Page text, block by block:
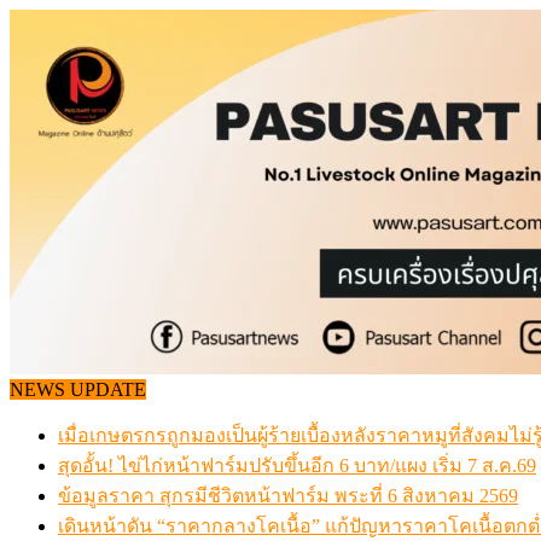
content
NEWS UPDATE
เมื่อเกษตรกรถูกมองเป็นผู้ร้ายเบื้องหลังราคาหมูที่สังคมไม่
สุดอั้น! ไข่ไก่หน้าฟาร์มปรับขึ้นอีก 6 บาท/แผง เริ่ม 7 ส.ค.69
ข้อมูลราคา สุกรมีชีวิตหน้าฟาร์ม พระที่ 6 สิงหาคม 2569
เดินหน้าดัน “ราคากลางโคเนื้อ” แก้ปัญหาราคาโคเนื้อตก